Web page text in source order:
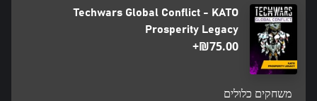
Techwars Global Conflict - KATO
Prosperity Legacy
‪₪‎75.00‬+
משחקים כלולים